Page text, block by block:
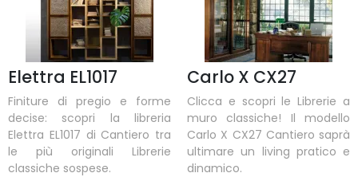
Elettra EL1017
Finiture di pregio e forme
decise: scopri la libreria
Elettra EL1017 di Cantiero tra
le più originali Librerie
classiche sospese.
Carlo X CX27
Clicca e scopri le Librerie a
muro classiche! Il modello
Carlo X CX27 Cantiero saprà
ultimare un living pratico e
dinamico.